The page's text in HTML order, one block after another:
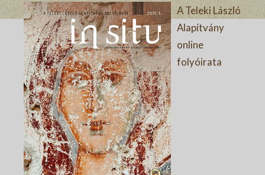
A Teleki László
Alapítvány
online
folyóirata